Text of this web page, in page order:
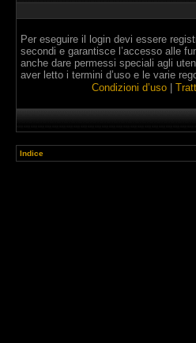
Per eseguire il login devi essere
secondi e garantisce l’accesso alle
anche dare permessi speciali agli
aver letto i termini d’uso e le varie
Condizioni d’uso
Indice